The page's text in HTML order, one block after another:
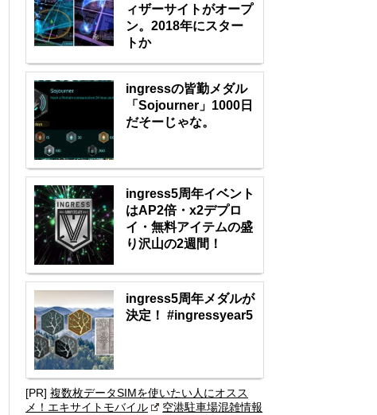
ィザーサイトがオープ
ン。2018年にスター
トか
ingressの皆勤メダル
「Sojourner」1000日
だそーじゃな。
ingress5周年イベント
はAP2倍・x2デプロ
イ・無料アイテムの盛
り沢山の2週間！
ingress5周年メダルが
決定！ #ingressyear5
[PR] 複数枚データSIMを使いたい人にオスス
メ！エキサイトモバイル
空港駐車場混雑情報